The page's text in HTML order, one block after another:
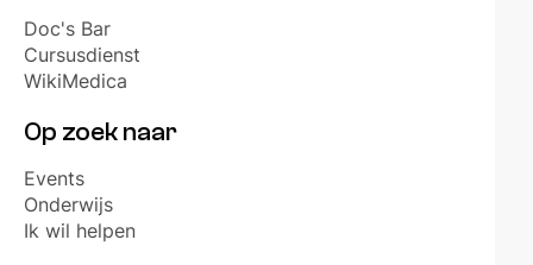
Doc's Bar
Cursusdienst
WikiMedica
Op zoek naar
Events
Onderwijs
Ik wil helpen